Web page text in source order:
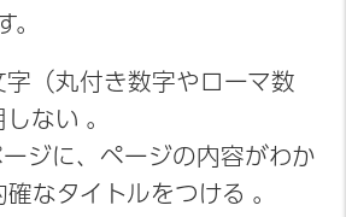
。
字（丸付き数字やローマ数
ない 。
ージに、ページの内容がわか
なタイトルをつける 。